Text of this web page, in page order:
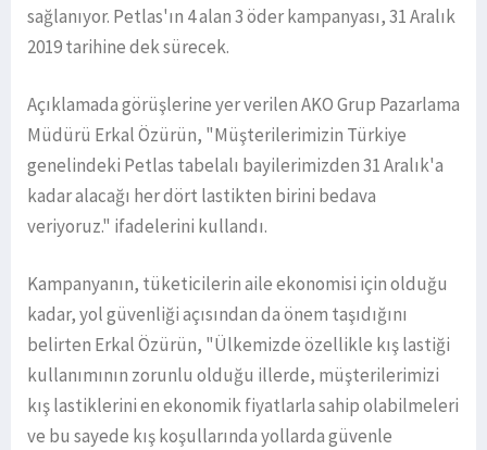
sağlanıyor. Petlas'ın 4 alan 3 öder kampanyası, 31 Aralık
2019 tarihine dek sürecek.
Açıklamada görüşlerine yer verilen AKO Grup Pazarlama
Müdürü Erkal Özürün, "Müşterilerimizin Türkiye
genelindeki Petlas tabelalı bayilerimizden 31 Aralık'a
kadar alacağı her dört lastikten birini bedava
veriyoruz." ifadelerini kullandı.
Kampanyanın, tüketicilerin aile ekonomisi için olduğu
kadar, yol güvenliği açısından da önem taşıdığını
belirten Erkal Özürün, "Ülkemizde özellikle kış lastiği
kullanımının zorunlu olduğu illerde, müşterilerimizi
kış lastiklerini en ekonomik fiyatlarla sahip olabilmeleri
ve bu sayede kış koşullarında yollarda güvenle